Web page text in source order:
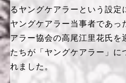
るヤングケアラーという設定
ヤングケアラー当事者であっ
アラー協会の高尾江里花氏を
たちが「ヤングケアラー」に
れました。